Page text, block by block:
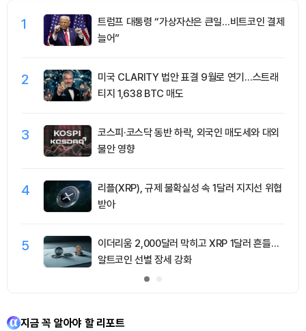
1
트럼프 대통령 “가상자산은 큰일…비트코인 결제
늘어”
2
미국 CLARITY 법안 표결 9월로 연기…스트래
티지 1,638 BTC 매도
3
코스피·코스닥 동반 하락, 외국인 매도세와 대외
불안 영향
4
리플(XRP), 규제 불확실성 속 1달러 지지선 위협
받아
5
이더리움 2,000달러 막히고 XRP 1달러 흔들…
알트코인 선별 장세 강화
지금 꼭 알아야 할 리포트